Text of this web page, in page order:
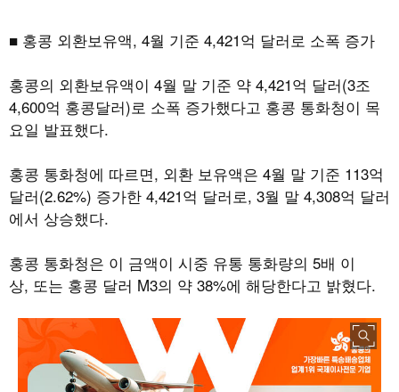
■ 홍콩 외환보유액, 4월 기준 4,421억 달러로 소폭 증가
홍콩의 외환보유액이 4월 말 기준 약 4,421억 달러(3조
4,600억 홍콩달러)로 소폭 증가했다고 홍콩 통화청이 목
요일 발표했다.
홍콩 통화청에 따르면, 외환 보유액은 4월 말 기준 113억
달러(2.62%) 증가한 4,421억 달러로, 3월 말 4,308억 달러
에서 상승했다.
홍콩 통화청은 이 금액이 시중 유통 통화량의 5배 이
상, 또는 홍콩 달러 M3의 약 38%에 해당한다고 밝혔다.